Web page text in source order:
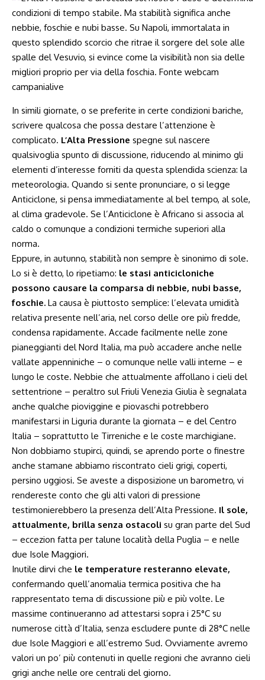
In simili giornate, o se preferite in certe condizioni bariche,
scrivere qualcosa che possa destare l’attenzione è
complicato. L’Alta Pressione spegne sul nascere
qualsivoglia spunto di discussione, riducendo al minimo gli
elementi d’interesse forniti da questa splendida scienza: la
meteorologia. Quando si sente pronunciare, o si legge
Anticiclone, si pensa immediatamente al bel tempo, al sole,
al clima gradevole. Se l’Anticiclone è Africano si associa al
caldo o comunque a condizioni termiche superiori alla
norma.
Eppure, in autunno, stabilità non sempre è sinonimo di sole.
Lo si è detto, lo ripetiamo: le stasi anticicloniche
possono causare la comparsa di nebbie, nubi basse,
foschie. La causa è piuttosto semplice: l’elevata umidità
relativa presente nell’aria, nel corso delle ore più fredde,
condensa rapidamente. Accade facilmente nelle zone
pianeggianti del Nord Italia, ma può accadere anche nelle
vallate appenniniche – o comunque nelle valli interne – e
lungo le coste. Nebbie che attualmente affollano i cieli del
settentrione – peraltro sul Friuli Venezia Giulia è segnalata
anche qualche pioviggine e piovaschi potrebbero
manifestarsi in Liguria durante la giornata – e del Centro
Italia – soprattutto le Tirreniche e le coste marchigiane.
Non dobbiamo stupirci, quindi, se aprendo porte o finestre
anche stamane abbiamo riscontrato cieli grigi, coperti,
persino uggiosi. Se aveste a disposizione un barometro, vi
rendereste conto che gli alti valori di pressione
testimonierebbero la presenza dell’Alta Pressione. Il sole,
attualmente, brilla senza ostacoli su gran parte del Sud
– eccezion fatta per talune località della Puglia – e nelle
due Isole Maggiori.
Inutile dirvi che le temperature resteranno elevate,
confermando quell’anomalia termica positiva che ha
rappresentato tema di discussione più e più volte. Le
massime continueranno ad attestarsi sopra i 25°C su
numerose città d’Italia, senza escludere punte di 28°C nelle
due Isole Maggiori e all’estremo Sud. Ovviamente avremo
valori un po’ più contenuti in quelle regioni che avranno cieli
grigi anche nelle ore centrali del giorno.